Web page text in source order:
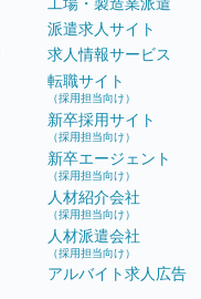
派遣求人サイト
求人情報サービス
転職サイト
（採用担当向け）
新卒採用サイト
（採用担当向け）
新卒エージェント
（採用担当向け）
人材紹介会社
（採用担当向け）
人材派遣会社
（採用担当向け）
アルバイト求人広告